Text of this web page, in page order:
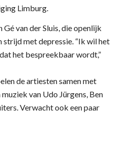
Limburg.
van der Sluis, die openlijk
strijd met depressie. “Ik wil het
het bespreekbaar wordt,”
de artiesten samen met
van Udo Jürgens, Ben
Verwacht ook een paar